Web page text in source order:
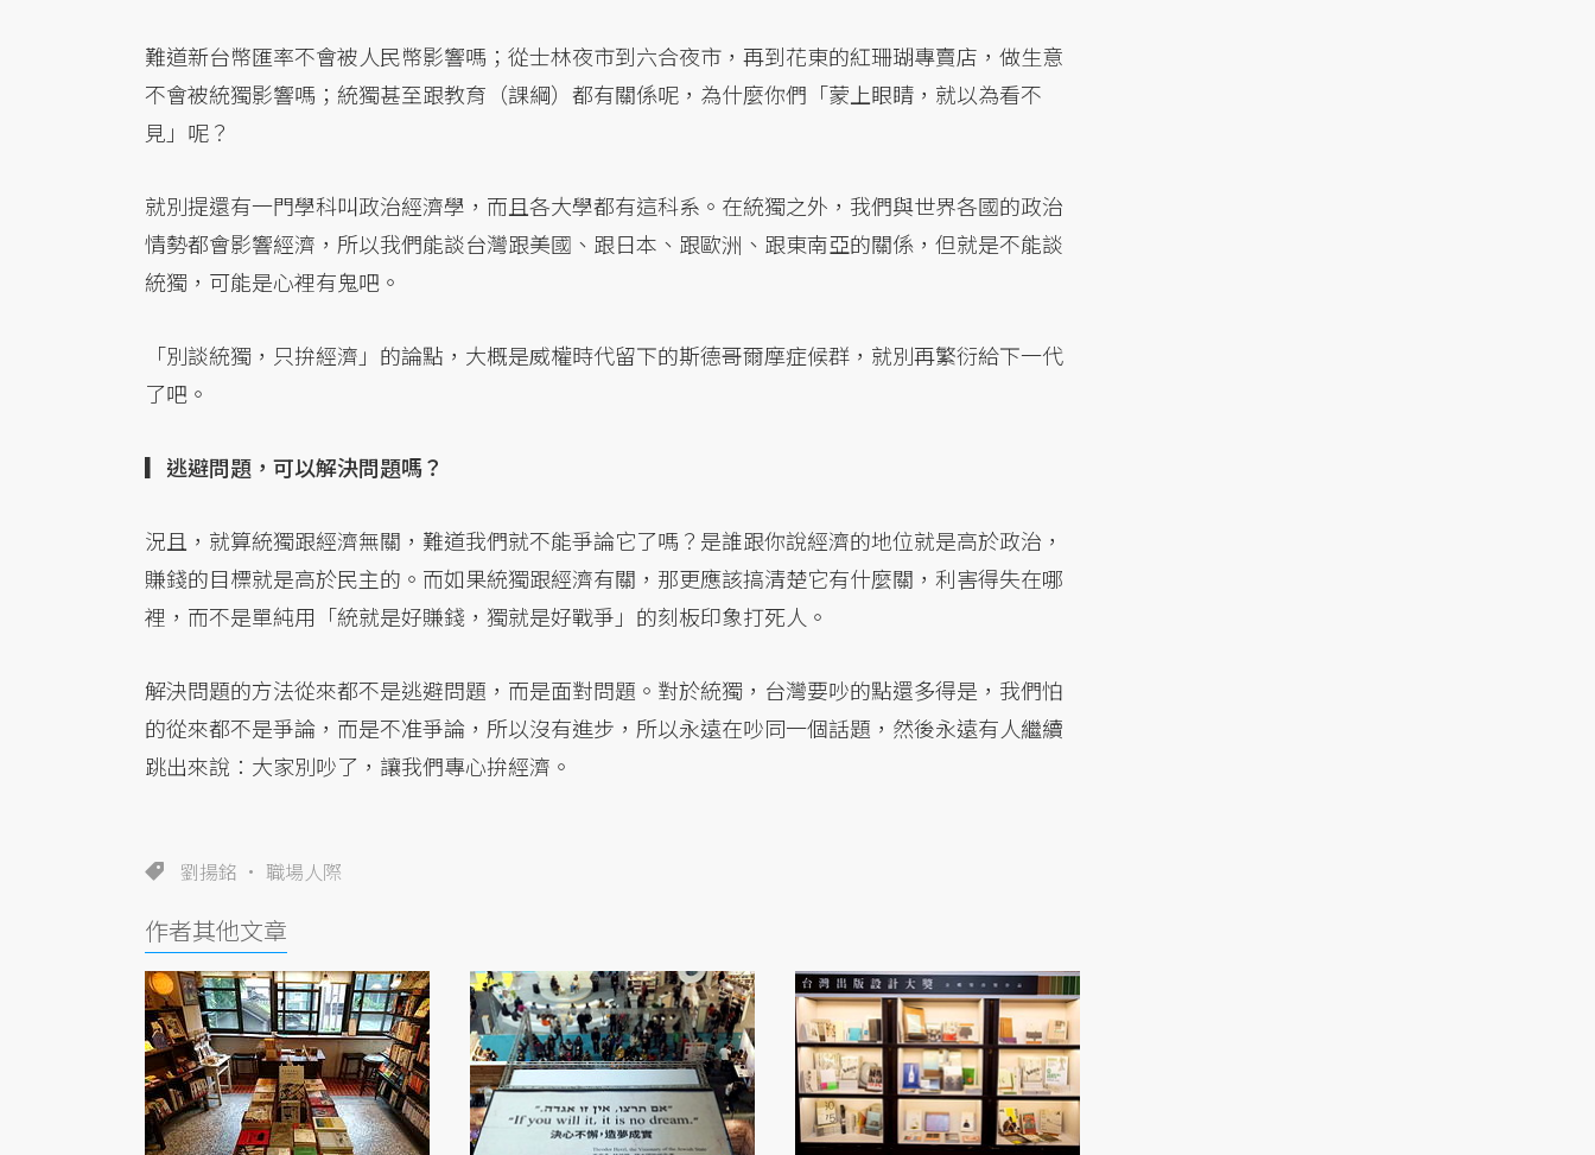
難道新台幣匯率不會被人民幣影響嗎；從士林夜市到六合夜市，再到花東的紅珊瑚專賣店，做生意
不會被統獨影響嗎；統獨甚至跟教育（課綱）都有關係呢，為什麼你們「蒙上眼睛，就以為看不
見」呢？
就別提還有一門學科叫政治經濟學，而且各大學都有這科系。在統獨之外，我們與世界各國的政治
情勢都會影響經濟，所以我們能談台灣跟美國、跟日本、跟歐洲、跟東南亞的關係，但就是不能談
統獨，可能是心裡有鬼吧。
「別談統獨，只拚經濟」的論點，大概是威權時代留下的斯德哥爾摩症候群，就別再繁衍給下一代
了吧。
▎逃避問題，可以解決問題嗎？
況且，就算統獨跟經濟無關，難道我們就不能爭論它了嗎？是誰跟你說經濟的地位就是高於政治，
賺錢的目標就是高於民主的。而如果統獨跟經濟有關，那更應該搞清楚它有什麼關，利害得失在哪
裡，而不是單純用「統就是好賺錢，獨就是好戰爭」的刻板印象打死人。
解決問題的方法從來都不是逃避問題，而是面對問題。對於統獨，台灣要吵的點還多得是，我們怕
的從來都不是爭論，而是不准爭論，所以沒有進步，所以永遠在吵同一個話題，然後永遠有人繼續
跳出來說：大家別吵了，讓我們專心拚經濟。
劉揚銘 職場人際
作者其他文章